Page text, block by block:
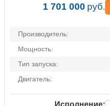
1 701 000 руб.
Производитель:
Мощность:
Тип запуска:
Двигатель:
Исполнение: